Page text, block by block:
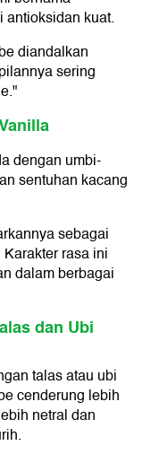
kuat.
diandalkan
sering
dengan umbi-
sentuhan kacang
sebagai
rasa ini
dalam berbagai
dan Ubi
talas atau ubi
cenderung lebih
netral dan